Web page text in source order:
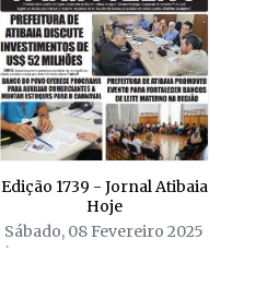
Edição 1739 - Jornal Atibaia
Hoje
Sábado, 08 Fevereiro 2025